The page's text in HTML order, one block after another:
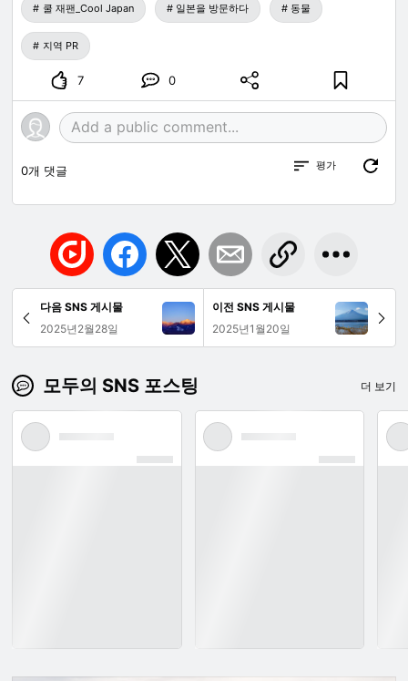
쿨 재팬_Cool Japan 일본을 방문하다 동물
지역 PR
7 0
0개 댓글 평가
다음 SNS 게시물
2025년2월28일
이전 SNS 게시물
2025년1월20일
모두의 SNS 포스팅 더 보기